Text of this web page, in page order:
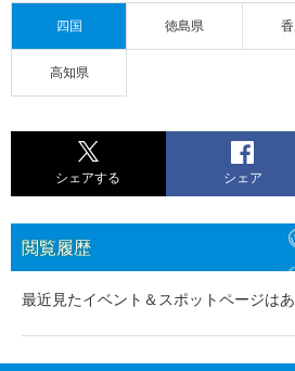
四国 徳島県
高知県
シェアする シェア
閲覧履歴
最近見たイベント＆スポットページはあ